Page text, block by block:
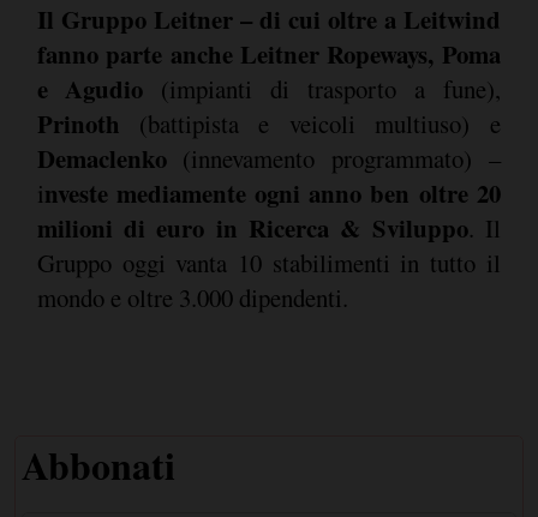
Il Gruppo Leitner – di cui oltre a Leitwind
fanno parte anche Leitner Ropeways, Poma
e Agudio(impianti di trasporto a fune),
Prinoth (battipista e veicoli multiuso) e
Demaclenko (innevamento programmato) –
investe mediamente ogni anno ben oltre 20
milioni di euro in Ricerca & Sviluppo. Il
Gruppo oggi vanta 10 stabilimenti in tutto il
mondo e oltre 3.000 dipendenti.